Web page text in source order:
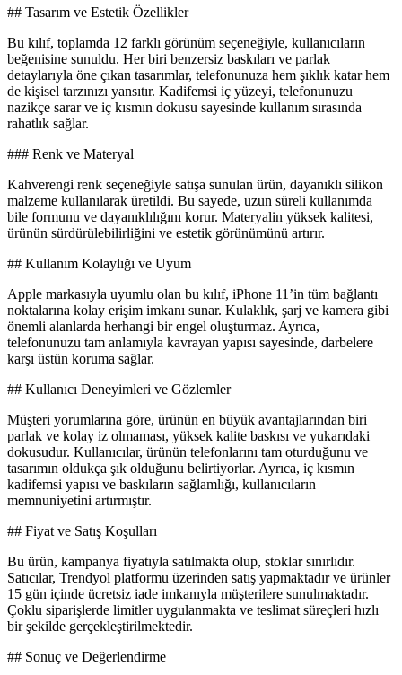
## Tasarım ve Estetik Özellikler
Bu kılıf, toplamda 12 farklı görünüm seçeneğiyle, kullanıcıların
beğenisine sunuldu. Her biri benzersiz baskıları ve parlak
detaylarıyla öne çıkan tasarımlar, telefonunuza hem şıklık katar hem
de kişisel tarzınızı yansıtır. Kadifemsi iç yüzeyi, telefonunuzu
nazikçe sarar ve iç kısmın dokusu sayesinde kullanım sırasında
rahatlık sağlar.
### Renk ve Materyal
Kahverengi renk seçeneğiyle satışa sunulan ürün, dayanıklı silikon
malzeme kullanılarak üretildi. Bu sayede, uzun süreli kullanımda
bile formunu ve dayanıklılığını korur. Materyalin yüksek kalitesi,
ürünün sürdürülebilirliğini ve estetik görünümünü artırır.
## Kullanım Kolaylığı ve Uyum
Apple markasıyla uyumlu olan bu kılıf, iPhone 11’in tüm bağlantı
noktalarına kolay erişim imkanı sunar. Kulaklık, şarj ve kamera gibi
önemli alanlarda herhangi bir engel oluşturmaz. Ayrıca,
telefonunuzu tam anlamıyla kavrayan yapısı sayesinde, darbelere
karşı üstün koruma sağlar.
## Kullanıcı Deneyimleri ve Gözlemler
Müşteri yorumlarına göre, ürünün en büyük avantajlarından biri
parlak ve kolay iz olmaması, yüksek kalite baskısı ve yukarıdaki
dokusudur. Kullanıcılar, ürünün telefonlarını tam oturduğunu ve
tasarımın oldukça şık olduğunu belirtiyorlar. Ayrıca, iç kısmın
kadifemsi yapısı ve baskıların sağlamlığı, kullanıcıların
memnuniyetini artırmıştır.
## Fiyat ve Satış Koşulları
Bu ürün, kampanya fiyatıyla satılmakta olup, stoklar sınırlıdır.
Satıcılar, Trendyol platformu üzerinden satış yapmaktadır ve ürünler
15 gün içinde ücretsiz iade imkanıyla müşterilere sunulmaktadır.
Çoklu siparişlerde limitler uygulanmakta ve teslimat süreçleri hızlı
bir şekilde gerçekleştirilmektedir.
## Sonuç ve Değerlendirme